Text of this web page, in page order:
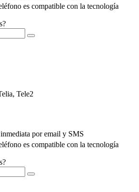
es compatible con la tecnología
Tele2
por email y SMS
es compatible con la tecnología